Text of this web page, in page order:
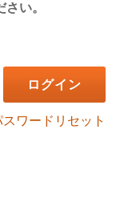
い。
スワードリセット